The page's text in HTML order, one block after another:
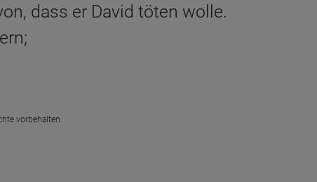
dass er David töten wolle.
vorbehalten